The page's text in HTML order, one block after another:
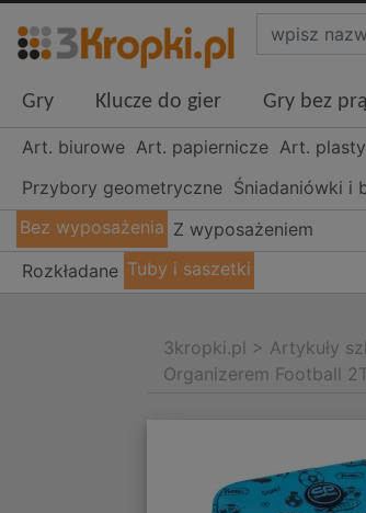
Gry Klucze do gier Gry bez
Art. biurowe Art. papiernicze Art.
Przybory geometryczne Śniadaniówki i
Bez wyposażenia Z wyposażeniem
Rozkładane Tuby i saszetki
3kropki.pl > Artykuły
Organizerem Football